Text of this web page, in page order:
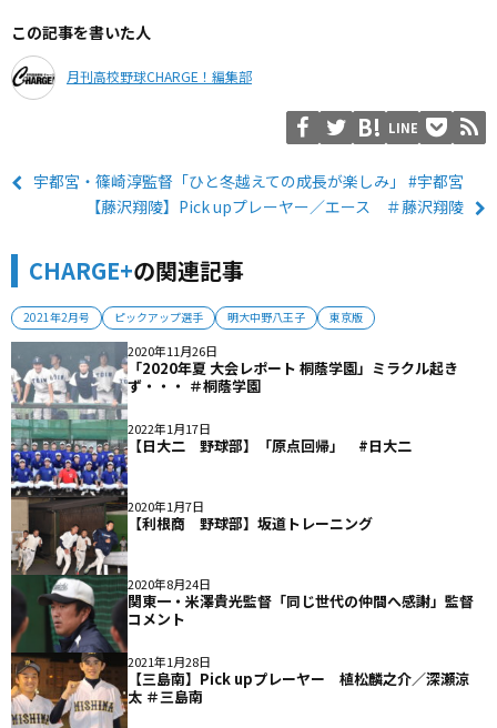
この記事を書いた人
月刊高校野球CHARGE！編集部
LINE
宇都宮・篠崎淳監督「ひと冬越えての成長が楽しみ」 #宇都宮
【藤沢翔陵】Pick upプレーヤー／エース ＃藤沢翔陵
CHARGE+の関連記事
2021年2月号 ピックアップ選手 明大中野八王子 東京版
2020年11月26日
「2020年夏 大会レポート 桐蔭学園」ミラクル起き
ず・・・ ＃桐蔭学園
2022年1月17日
【日大二 野球部】「原点回帰」 #日大二
2020年1月7日
【利根商 野球部】坂道トレーニング
2020年8月24日
関東一・米澤貴光監督「同じ世代の仲間へ感謝」監督
コメント
2021年1月28日
【三島南】Pick upプレーヤー 植松麟之介／深瀬涼
太 ＃三島南